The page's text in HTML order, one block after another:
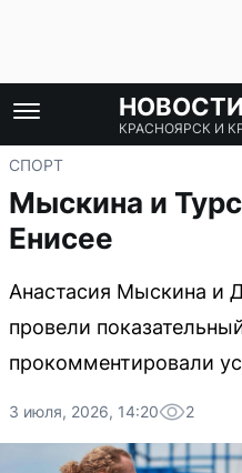
НОВОСТИ
КРАСНОЯРСК И
СПОРТ
Мыскина и
Енисее
Анастасия Мыскина и
провели
прокомментировали
3 июля, 2026, 14:20 2